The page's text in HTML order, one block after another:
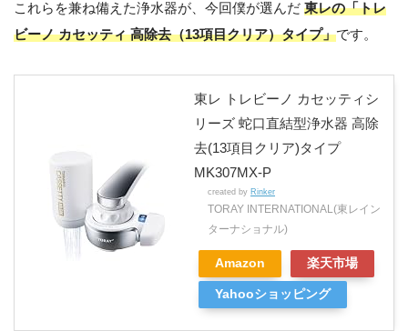
これらを兼ね備えた浄水器が、今回僕が選んだ 東レの「トレ
ビーノ カセッティ 高除去（13項目クリア）タイプ」です。
東レ トレビーノ カセッティシ
リーズ 蛇口直結型浄水器 高除
去(13項目クリア)タイプ
MK307MX-P
created by Rinker
TORAY INTERNATIONAL(東レイン
ターナショナル)
Amazon 楽天市場
Yahooショッピング